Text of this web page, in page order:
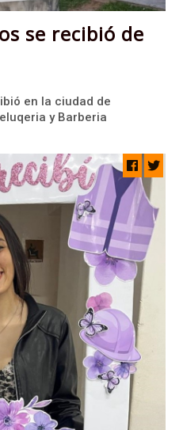
se recibió de
en la ciudad de
y Barberia